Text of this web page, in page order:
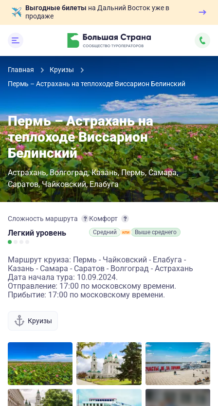
Выгодные билеты на Дальний Восток уже в
продаже
Главная
Круизы
Пермь – Астрахань на теплоходе Виссарион Белинский
Пермь – Астрахань на
теплоходе Виссарион
Белинский
Астрахань Волгоград Казань Пермь Самара
Саратов Чайковский Елабуга
Сложность маршрута
Легкий уровень
Комфорт
Средний Выше среднего
Маршрут круиза: Пермь - Чайковский - Елабуга -
Казань - Самара - Саратов - Волгоград - Астрахань
Дата начала тура: 10.09.2024.
Отправление: 17:00 по московскому времени.
Прибытие: 17:00 по московскому времени.
Круизы